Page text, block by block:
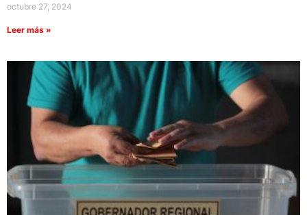
octubre 27, 2024
Leer más »